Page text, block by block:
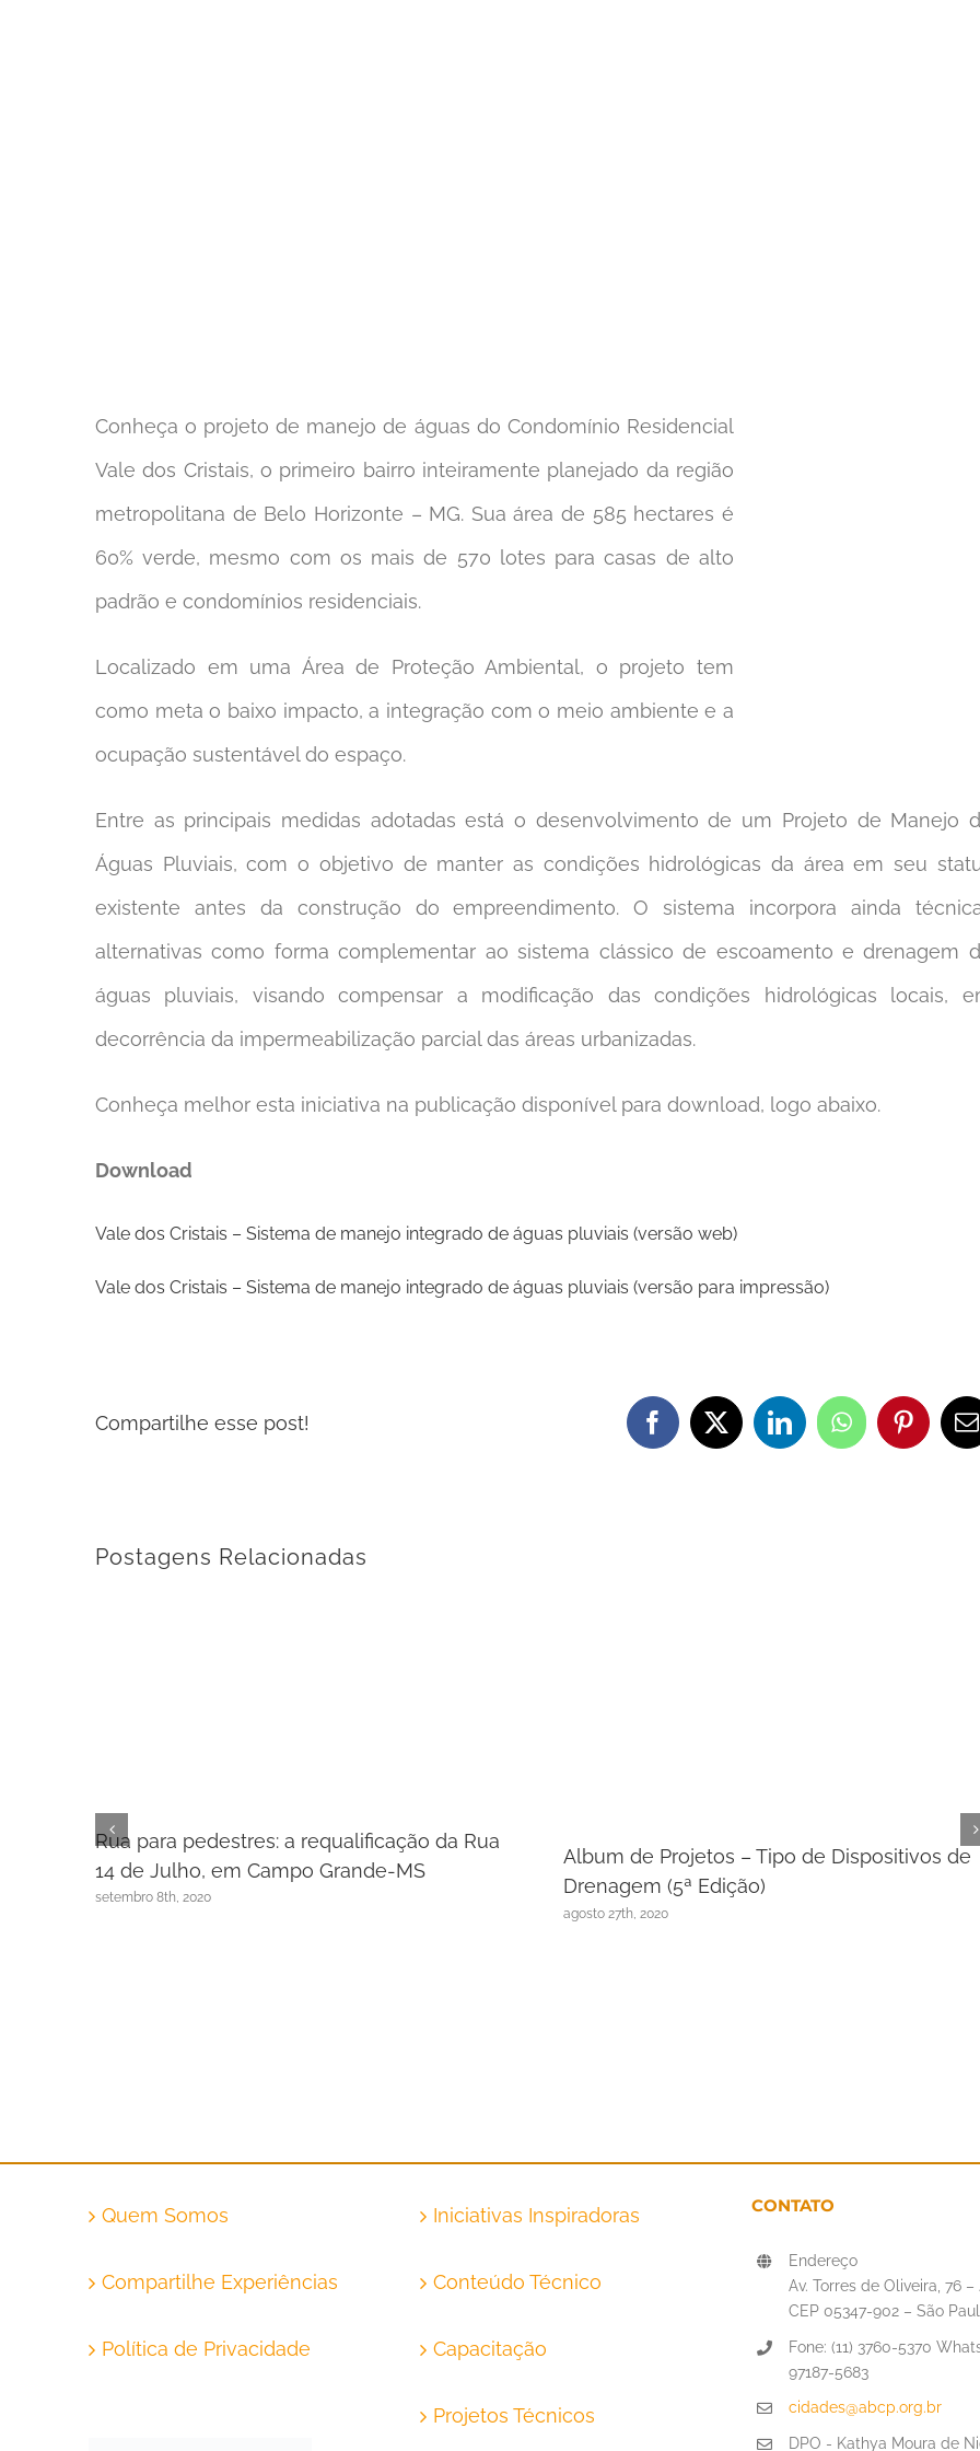
Conheça o projeto de manejo de águas do Condomínio Residencial
Vale dos Cristais, o primeiro bairro inteiramente planejado da região
metropolitana de Belo Horizonte – MG. Sua área de 585 hectares é
60% verde, mesmo com os mais de 570 lotes para casas de alto
padrão e condomínios residenciais.
Localizado em uma Área de Proteção Ambiental, o projeto tem
como meta o baixo impacto, a integração com o meio ambiente e a
ocupação sustentável do espaço.
Entre as principais medidas adotadas está o desenvolvimento de um Projeto de Manejo
Águas Pluviais, com o objetivo de manter as condições hidrológicas da área em seu
existente antes da construção do empreendimento. O sistema incorpora ainda
alternativas como forma complementar ao sistema clássico de escoamento e drenagem
águas pluviais, visando compensar a modificação das condições hidrológicas locais,
decorrência da impermeabilização parcial das áreas urbanizadas.
Conheça melhor esta iniciativa na publicação disponível para download, logo abaixo.
Download
Vale dos Cristais – Sistema de manejo integrado de águas pluviais (versão web)
Vale dos Cristais – Sistema de manejo integrado de águas pluviais (versão para impressão)
Compartilhe esse post! Facebook
X LinkedInWhatsApp
Pinterest
Postagens Relacionadas
Rua para pedestres: a requalificação da Rua
14 de Julho, em Campo Grande-MS
setembro 8th, 2020
Album de Projetos – Tipo de Dispositivos de
Drenagem (5ª Edição)
agosto 27th, 2020
Quem Somos
Compartilhe Experiências
Política de Privacidade
Iniciativas Inspiradoras
Conteúdo Técnico
Capacitação
Projetos Técnicos
CONTATO
Endereço
Av. Torres de Oliveira, 76
CEP 05347-902 – São
Fone: (11) 3760-5370
97187-5683
cidades@abcp.org.br
DPO - Kathya Moura de